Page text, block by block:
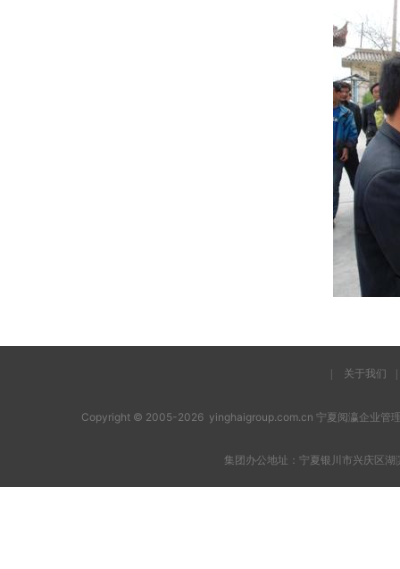
关于我们
Copyright © 2005-2026 yinghaigroup.com.cn 宁夏阅瀛企业管
集团办公地址：宁夏银川市兴庆区